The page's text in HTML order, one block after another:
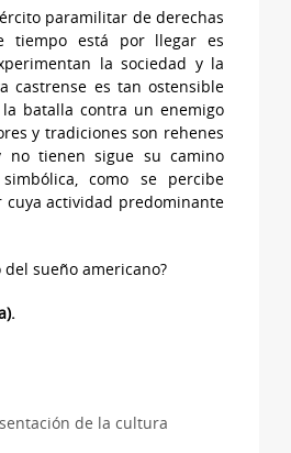
paramilitar de derechas
tiempo está por llegar es
la sociedad y la
castrense es tan ostensible
batalla contra un enemigo
y tradiciones son rehenes
no tienen sigue su camino
como se percibe
actividad predominante
sueño americano?
de la cultura